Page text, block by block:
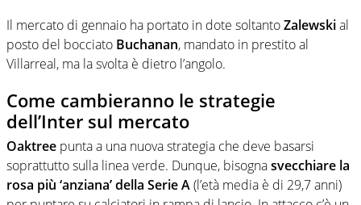
Il mercato di gennaio ha portato in dote soltantoZalewskial
posto del bocciato Buchanan, mandato in prestito al
Villarreal, ma la svolta è dietro l’angolo.
Come cambieranno le strategie
dell’Inter sul mercato
Oaktree punta a una nuova strategia che deve basarsi
soprattutto sulla linea verde. Dunque, bisognasvecchiare la
rosa più ‘anziana’ della Serie A(l’età media è di 29,7 anni)